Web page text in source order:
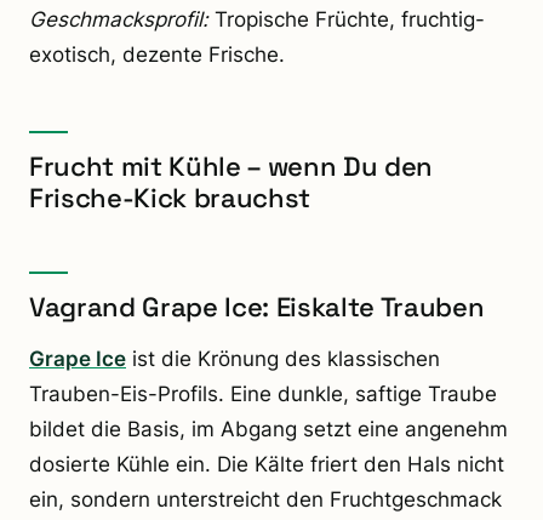
Geschmacksprofil:Tropische Früchte, fruchtig-
exotisch, dezente Frische.
Frucht mit Kühle – wenn Du den
Frische-Kick brauchst
Vagrand Grape Ice: Eiskalte Trauben
Grape Ice ist die Krönung des klassischen
Trauben-Eis-Profils. Eine dunkle, saftige Traube
bildet die Basis, im Abgang setzt eine angenehm
dosierte Kühle ein. Die Kälte friert den Hals nicht
ein, sondern unterstreicht den Fruchtgeschmack